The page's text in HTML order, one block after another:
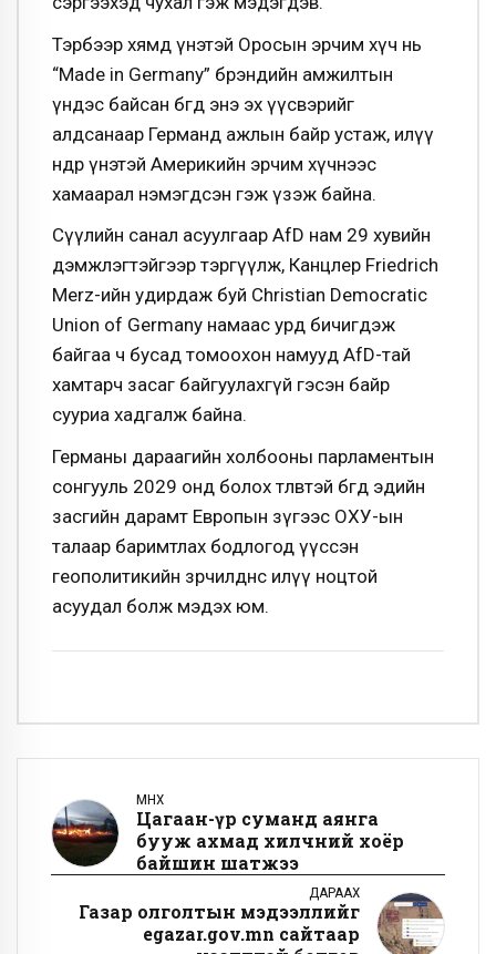
Тэрбээр хямд үнэтэй Оросын эрчим хүч нь
“Made in Germany” брэндийн амжилтын
үндэс байсан бөгөөд энэ эх үүсвэрийг
алдсанаар Германд ажлын байр устаж, илүү
өндөр үнэтэй Америкийн эрчим хүчнээс
хамаарал нэмэгдсэн гэж үзэж байна.
Сүүлийн санал асуулгаар AfD нам 29 хувийн
дэмжлэгтэйгээр тэргүүлж, Канцлер Friedrich
Merz-ийн удирдаж буй Christian Democratic
Union of Germany намаас урд бичигдэж
байгаа ч бусад томоохон намууд AfD-тай
хамтарч засаг байгуулахгүй гэсэн байр
сууриа хадгалж байна.
Германы дараагийн холбооны парламентын
сонгууль 2029 онд болох төлөвтэй бөгөөд эдийн
засгийн дарамт Европын зүгээс ОХУ-ын
талаар баримтлах бодлогод үүссэн
геополитикийн зөрчилдөөнөөс илүү ноцтой
асуудал болж мэдэх юм.
ӨМНӨХ
Цагаан-Үүр суманд аянга
бууж ахмад хилчний хоёр
байшин шатжээ
ДАРААХ
Газар олголтын мэдээллийг
egazar.gov.mn сайтаар